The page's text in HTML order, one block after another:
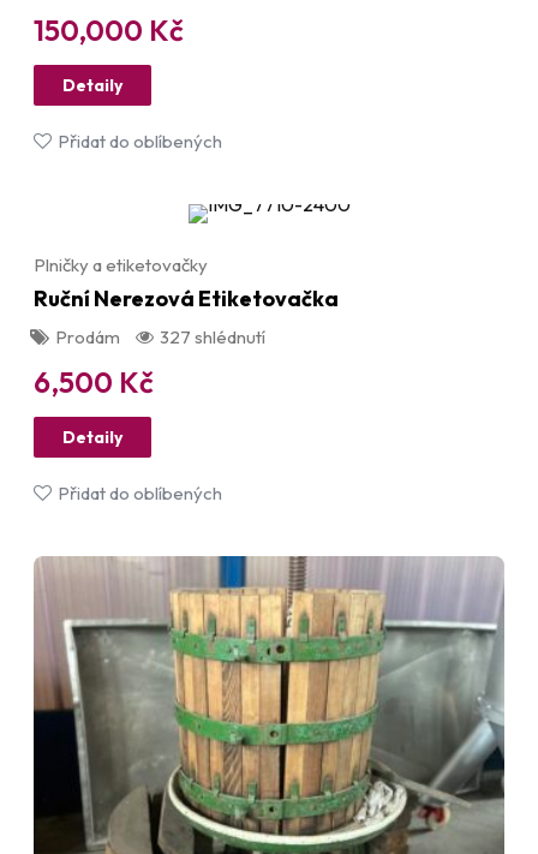
150,000 Kč
Detaily
Přidat do oblíbených
Plničky a etiketovačky
Ruční Nerezová Etiketovačka
Prodám 327 shlédnutí
6,500 Kč
Detaily
Přidat do oblíbených